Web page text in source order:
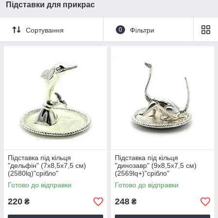
Підставки для прикрас
Сортування 0 Фільтри
Підставка під кільця
"дельфін" (7х8,5х7,5 см)
(2580lq)"срібло"
Готово до відправки
220 ₴
Підставка під кільця
"динозавр" (9х8,5х7,5 см)
(2569lq+)"срібло"
Готово до відправки
248 ₴